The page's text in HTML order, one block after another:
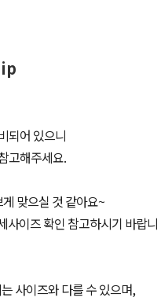
되어 있으니
고해주세요.
맞으실 것 같아요~
사이즈 확인 참고하시기 바랍니
사이즈와 다를 수 있으며,